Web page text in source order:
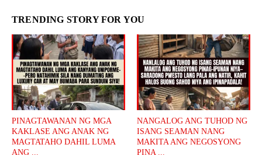
TRENDING STORY FOR YOU
PINAGTAWANAN NG MGA
KAKLASE ANG ANAK NG
MAGTATAHO DAHIL LUMA
ANG ...
NANGALOG ANG TUHOD NG
ISANG SEAMAN NANG
MAKITA ANG NEGOSYONG
PINA ...